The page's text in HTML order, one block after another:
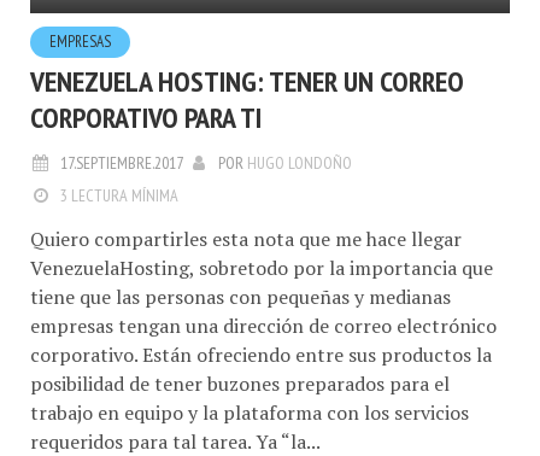
EMPRESAS
VENEZUELA HOSTING: TENER UN CORREO
CORPORATIVO PARA TI
17.SEPTIEMBRE.2017 POR HUGO LONDOÑO
3 LECTURA MÍNIMA
Quiero compartirles esta nota que me hace llegar
VenezuelaHosting, sobretodo por la importancia que
tiene que las personas con pequeñas y medianas
empresas tengan una dirección de correo electrónico
corporativo. Están ofreciendo entre sus productos la
posibilidad de tener buzones preparados para el
trabajo en equipo y la plataforma con los servicios
requeridos para tal tarea. Ya “la...